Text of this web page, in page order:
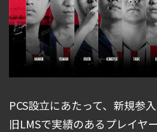
PCS設立にあたって、新規参
旧LMSで実績のあるプレイヤ